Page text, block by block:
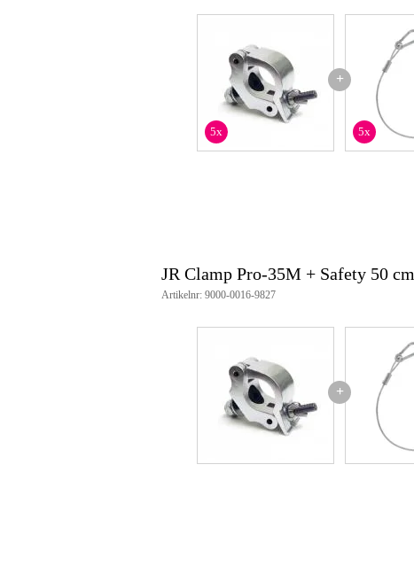
+
5x 5x
JR Clamp Pro-35M + Safety 50 cm
Artikelnr: 9000-0016-9827
+